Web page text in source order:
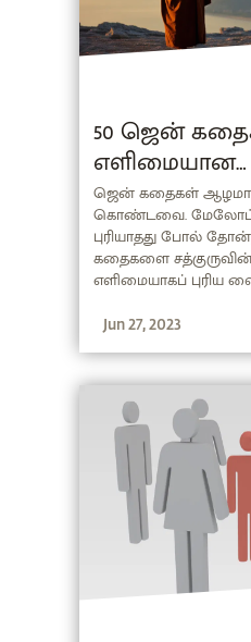
50 ஜென்
எளிமையான
விளக்கத்துடன்!
in Tamil)
ஜென் கதைகள்
கொண்டவை.
புரியாதது போல்
கதைகளை
எளிமையாகப் புரிய
பதிவில்...
Jun 27, 2023